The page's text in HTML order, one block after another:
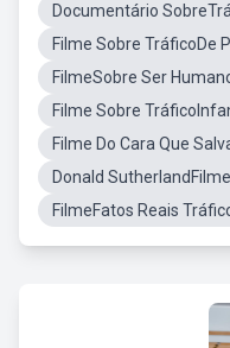
Documentário
Filme Sobre TráficoDe
FilmeSobre Ser
Filme Sobre
Filme Do Cara Que
Donald
FilmeFatos Reais